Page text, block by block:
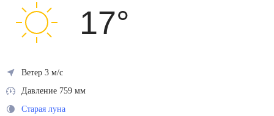
17°
Ветер 3 м/с
Давление 759 мм
Старая луна